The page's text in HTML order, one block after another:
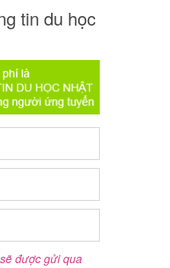
tin du học
được gửi qua